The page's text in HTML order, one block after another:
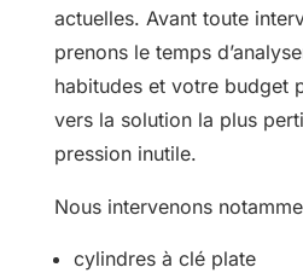
actuelles. Avant toute
prenons le temps
habitudes et votre budget
vers la solution la plus
pression inutile.
Nous intervenons
cylindres à clé plate